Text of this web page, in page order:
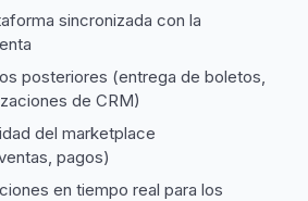
sincronizada con la
posteriores (entrega de boletos,
de CRM)
del marketplace
pagos)
en tiempo real para los